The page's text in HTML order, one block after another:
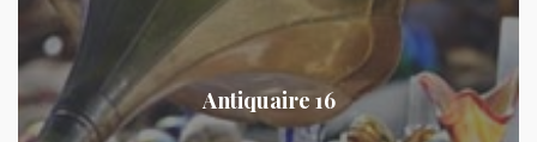
Antiquaire 16